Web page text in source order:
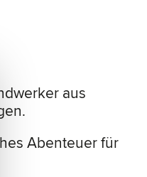
aus
Abenteuer für